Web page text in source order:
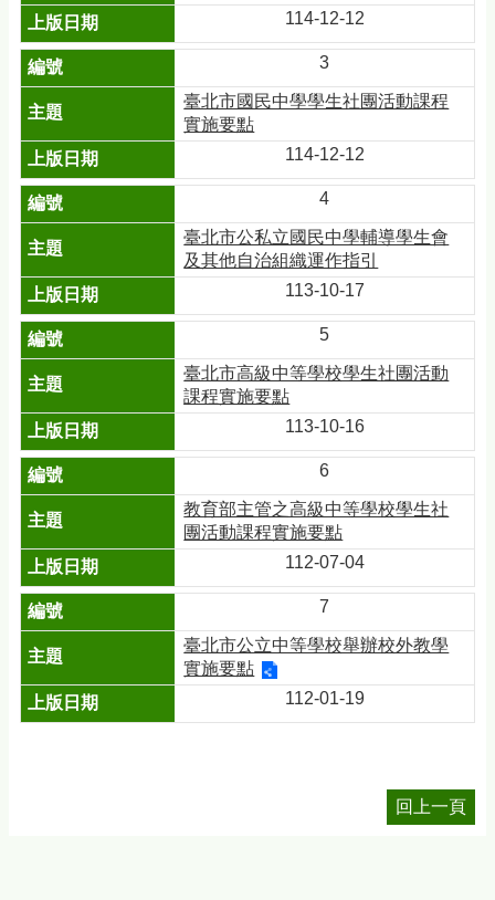
114-12-12
3
臺北市國民中學學生社團活動課程
實施要點
114-12-12
4
臺北市公私立國民中學輔導學生會
及其他自治組織運作指引
113-10-17
5
臺北市高級中等學校學生社團活動
課程實施要點
113-10-16
6
教育部主管之高級中等學校學生社
團活動課程實施要點
112-07-04
7
臺北市公立中等學校舉辦校外教學
實施要點
112-01-19
回上一頁